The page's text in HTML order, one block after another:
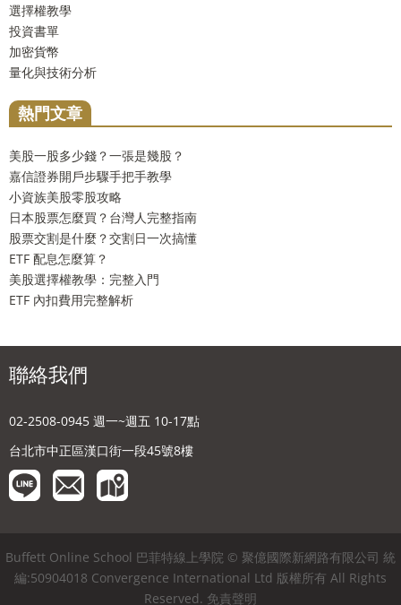
選擇權教學
投資書單
加密貨幣
量化與技術分析
熱門文章
美股一股多少錢？一張是幾股？
嘉信證券開戶步驟手把手教學
小資族美股零股攻略
日本股票怎麼買？台灣人完整指南
股票交割是什麼？交割日一次搞懂
ETF 配息怎麼算？
美股選擇權教學：完整入門
ETF 內扣費用完整解析
聯絡我們
02-2508-0945 週一~週五 10-17點
台北市中正區漢口街一段45號8樓
Buffett Online School 巴菲特線上學院 © 聚億國際新網路有限公司 統
編:50904018 Convergence International Ltd 版權所有 All Rights
Reserved. 免責聲明